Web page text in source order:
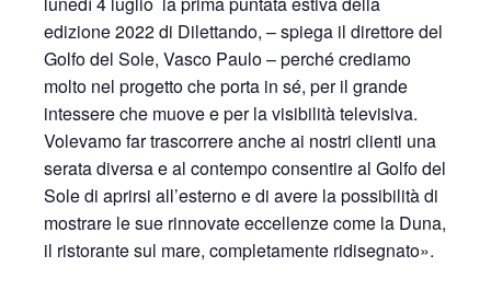
edizione 2022 di Dilettando, – spiega il direttore del
Golfo del Sole, Vasco Paulo – perché crediamo
molto nel progetto che porta in sé, per il grande
intessere che muove e per la visibilità televisiva.
Volevamo far trascorrere anche ai nostri clienti una
serata diversa e al contempo consentire al Golfo del
Sole di aprirsi all’esterno e di avere la possibilità di
mostrare le sue rinnovate eccellenze come la Duna,
il ristorante sul mare, completamente ridisegnato».